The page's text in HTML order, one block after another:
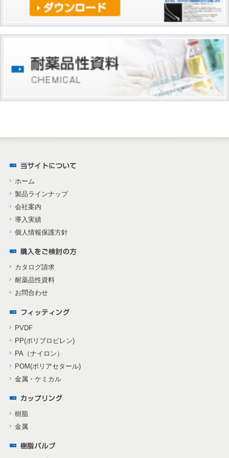
ホーム
製品ラインナップ
会社案内
導入実績
個人情報保護方針
カタログ請求
耐薬品性資料
お問合わせ
PVDF
PP(ポリプロピレン)
PA（ナイロン）
POM(ポリアセタール)
金属・ケミカル
樹脂
金属